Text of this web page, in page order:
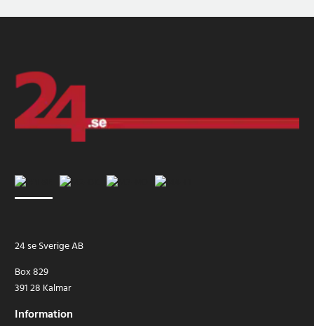
24 se Sverige AB
Box 829
391 28 Kalmar
Information